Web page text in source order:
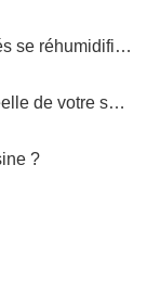
Pourquoi vos placages parfaitement séchés se réhumidifient-ils ?
Les déchets cachés tuent-ils la capacité réelle de votre séchoir à placage ?
?